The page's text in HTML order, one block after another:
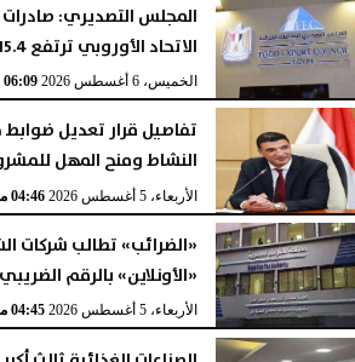
06:10 مـ
المجلس التصديري: صادرات
الاتحاد الأوروبي ترتفع 15.4% خلال النصف...
الخميس، 6 أغسطس 2026 06:09 مـ
تفاصيل قرار تعديل
النشاط ومنح المهل
الأربعاء، 5 أغسطس 2026 04:46 مـ
«الضرائب» تطالب شركات
«الأونلاين» بالرقم الضريبي
الأربعاء، 5 أغسطس 2026 04:45 مـ